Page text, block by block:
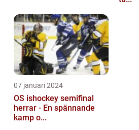
07 januari 2024
OS ishockey semifinal
herrar - En spännande
kamp o...